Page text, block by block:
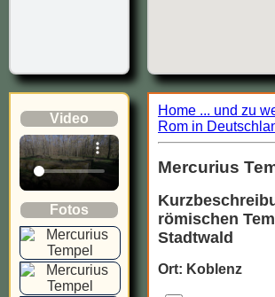
Video
Fotos
Home ... und zu
Rom in
Mercurius
römischen
Stadtwald
Ort: Koblenz